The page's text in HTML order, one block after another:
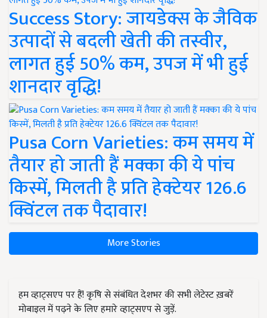
Success Story: जायडेक्स के जैविक
उत्पादों से बदली खेती की तस्वीर,
लागत हुई 50% कम, उपज में भी हुई
शानदार वृद्धि!
Pusa Corn Varieties: कम समय में
तैयार हो जाती हैं मक्का की ये पांच
किस्में, मिलती है प्रति हेक्टेयर 126.6
क्विंटल तक पैदावार!
More Stories
हम व्हाट्सएप पर हैं! कृषि से संबंधित देशभर की सभी लेटेस्ट ख़बरें
मोबाइल में पढ़ने के लिए हमारे व्हाट्सएप से जुड़ें.